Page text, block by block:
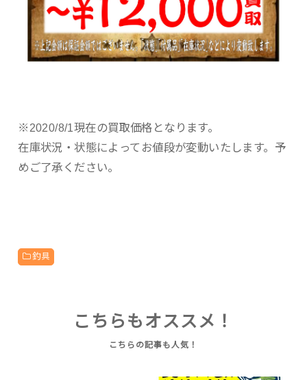
※2020/8/1現在の買取価格となります。
在庫状況・状態によってお値段が変動いたします。予
めご了承ください。
釣具
こちらもオススメ！